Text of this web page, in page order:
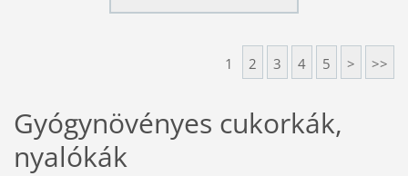
1 2 3 4 5 > >>
Gyógynövényes cukorkák,
nyalókák